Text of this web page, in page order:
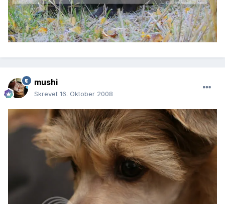
mushi
Skrevet 16. Oktober 2008